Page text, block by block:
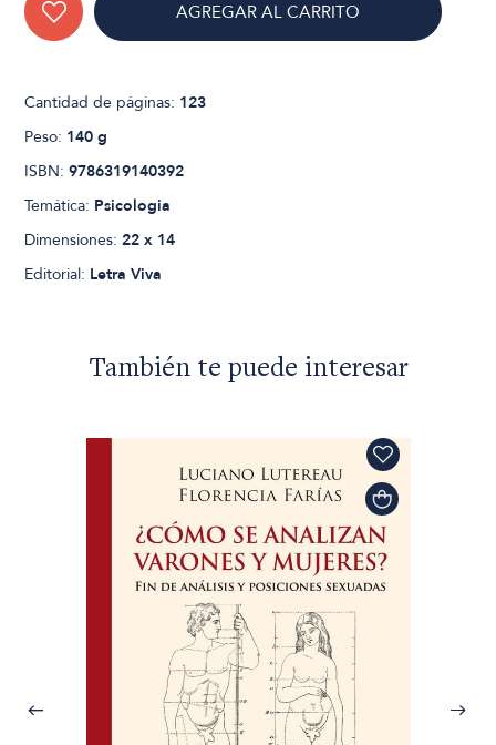
AGREGAR AL CARRITO
Cantidad de páginas: 123
Peso: 140 g
ISBN:9786319140392
Temática: Psicologia
Dimensiones:22 x 14
Editorial: Letra Viva
También te puede interesar